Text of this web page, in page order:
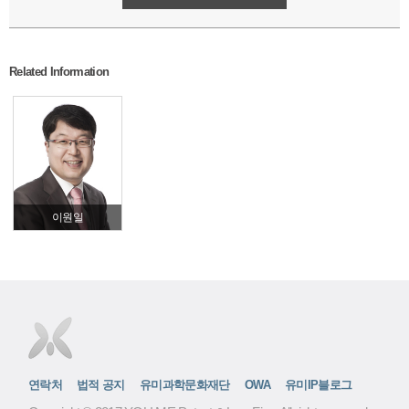
Related Information
이원일
연락처 법적 공지 유미과학문화재단 OWA 유미IP블로그